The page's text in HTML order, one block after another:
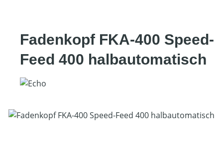
Fadenkopf FKA-400 Speed-
Feed 400 halbautomatisch
Bildergalerie überspringen